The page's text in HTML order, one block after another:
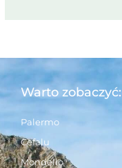
Warto zobaczyć:
Palermo
Cefalu
Mondello